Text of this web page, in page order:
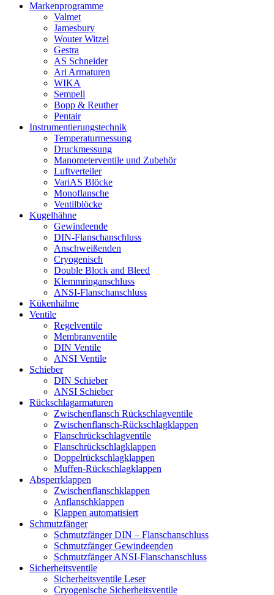
Markenprogramme
Valmet
Jamesbury
Wouter Witzel
Gestra
AS Schneider
Ari Armaturen
WIKA
Sempell
Bopp & Reuther
Pentair
Instrumentierungs­technik
Temperaturmessung
Druckmessung
Manometerventile und Zubehör
Luftverteiler
VariAS Blöcke
Monoflansche
Ventilblöcke
Kugelhähne
Gewindeende
DIN-Flanschanschluss
Anschweißenden
Cryogenisch
Double Block and Bleed
Klemmringanschluss
ANSI-Flanschanschluss
Kükenhähne
Ventile
Regelventile
Membranventile
DIN Ventile
ANSI Ventile
Schieber
DIN Schieber
ANSI Schieber
Rückschlag­armaturen
Zwischenflansch Rückschlagventile
Zwischenflansch-Rückschlagklappen
Flanschrückschlagventile
Flanschrückschlagklappen
Doppelrückschlagklappen
Muffen-Rückschlagklappen
Absperrklappen
Zwischenflanschklappen
Anflanschklappen
Klappen automatisiert
Schmutzfänger
Schmutzfänger DIN – Flanschanschluss
Schmutzfänger Gewindeenden
Schmutzfänger ANSI-Flanschanschluss
Sicherheitsventile
Sicherheitsventile Leser
Cryogenische Sicherheitsventile